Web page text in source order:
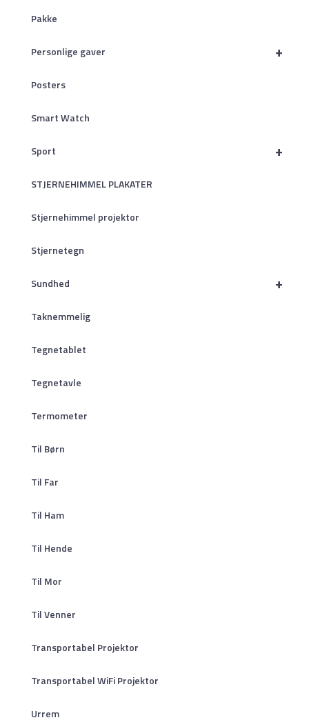
Pakke
+
Personlige gaver
Posters
Smart Watch
+
Sport
STJERNEHIMMEL PLAKATER
Stjernehimmel projektor
Stjernetegn
+
Sundhed
Taknemmelig
Tegnetablet
Tegnetavle
Termometer
Til Børn
Til Far
Til Ham
Til Hende
Til Mor
Til Venner
Transportabel Projektor
Transportabel WiFi Projektor
Urrem